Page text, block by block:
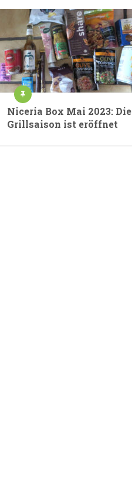
Niceria Box Mai 2023: Die
Grillsaison ist eröffnet